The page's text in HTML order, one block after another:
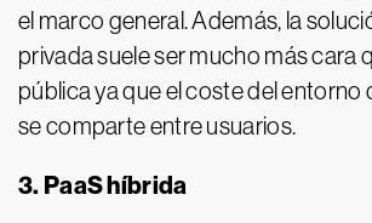
el marco general. Además, la
privada suele ser mucho más cara
pública ya que el coste del entorno
se comparte entre usuarios.
3. PaaS híbrida